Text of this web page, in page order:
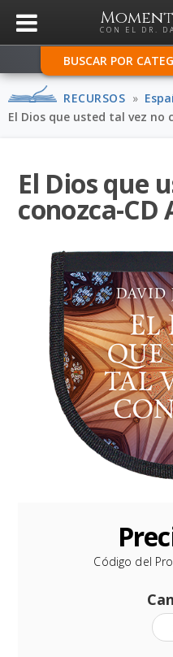
CON EL DR.
BUSCAR POR
RECURSOS »
El Dios que usted tal vez no
El Dios que
conozca-CD
Código del